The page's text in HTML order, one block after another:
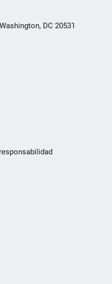
DC 20531